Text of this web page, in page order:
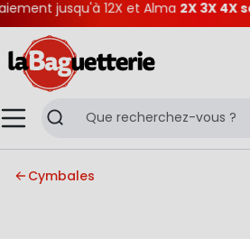
jusqu'à 12X et Alma2X 3X 4X
MenuRecherche
Cymbales